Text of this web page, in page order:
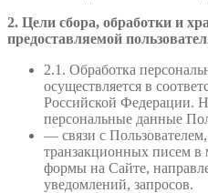
2. Цели сбора, обработки и
предоставляемой
2.1. Обработка
осуществляется в
Российской Федерации.
персональные данные
— связи с
транзакционных писем в
формы на Сайте,
уведомлений, запросов.